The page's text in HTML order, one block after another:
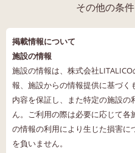
その他の条
掲載情報について
施設の情報
施設の情報は、株式会社
報、施設からの情報提供に基づく
内容を保証し、また特定の施設
ん。ご利用の際は必要に応じて
の情報の利用により生じた損害に
を負いません。